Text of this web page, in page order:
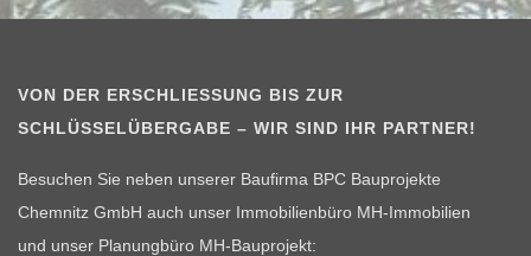
Rabenstein"
VON DER ERSCHLIESSUNG BIS ZUR S
CHLÜSSELÜBERGABE – WIR SIND IHR PARTNER!
Besuchen Sie neben unserer Baufirma BPC Bauprojekte
Chemnitz GmbH auch unser Immobilienbüro MH-Immobilien
und unser Planungbüro MH-Bauprojekt: